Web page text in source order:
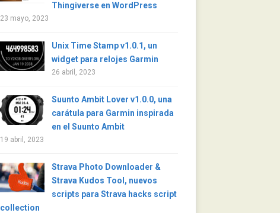
Thingiverse en WordPress
23 mayo, 2023
Unix Time Stamp v1.0.1, un
widget para relojes Garmin
26 abril, 2023
Suunto Ambit Lover v1.0.0, una
carátula para Garmin inspirada
en el Suunto Ambit
19 abril, 2023
Strava Photo Downloader &
Strava Kudos Tool, nuevos
scripts para Strava hacks script
collection